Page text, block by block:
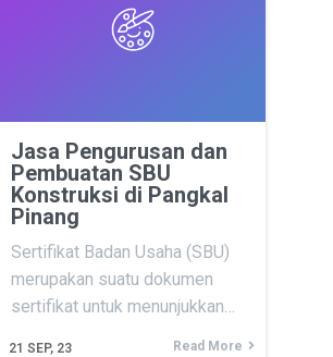
Jasa Pengurusan dan
Pembuatan SBU
Konstruksi di Pangkal
Pinang
21 SEP, 23
Sertifikat Badan Usaha (SBU)
merupakan suatu dokumen
sertifikat untuk menunjukkan…
Read More